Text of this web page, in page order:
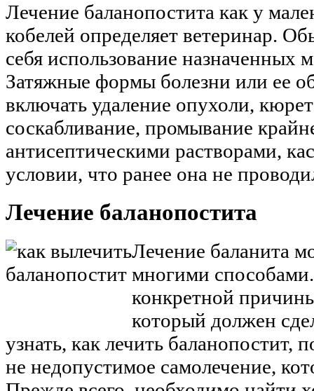
Лечение баланопостита как у
кобелей определяет ветеринар.
себя использование назначенных
Затяжные формы болезни или ее
включать удаление опухоли,
соскабливание, промывание
антисептическими растворами,
условии, что ранее она не
Лечение баланопостита
Лечение баланита
многими
конкретной
который должен
узнать, как лечить баланопостит,
не недопустимое самолечение,